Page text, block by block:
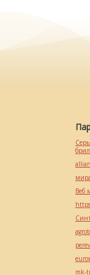
Веб
mk-